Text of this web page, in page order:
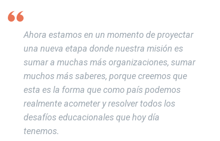
Ahora estamos en un momento de proyectar
una nueva etapa donde nuestra misión es
sumar a muchas más organizaciones, sumar
muchos más saberes, porque creemos que
esta es la forma que como país podemos
realmente acometer y resolver todos los
desafíos educacionales que hoy día
tenemos.